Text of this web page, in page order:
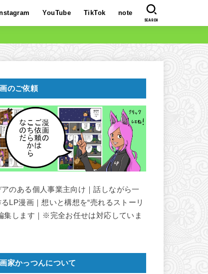
YouTube TikTok note
SEARCH
のご依頼
アのある個人事業主向け｜話しながら一
LP漫画｜想いと構想を“売れるストーリ
集します｜※完全お任せは対応していま
家かっつんについて